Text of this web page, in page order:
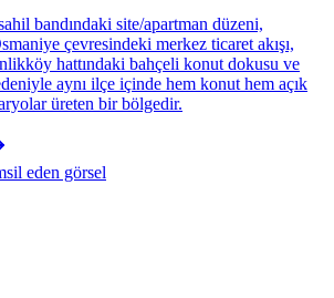
bandındaki site/apartman düzeni,
çevresindeki merkez ticaret akışı,
hattındaki bahçeli konut dokusu ve
aynı ilçe içinde hem konut hem açık
üreten bir bölgedir.